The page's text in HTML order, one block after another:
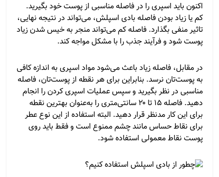
اکنون باید اسپری را در فاصله مناسبی از پوست خود بگیرید.
کم یا زیاد بودن فاصله بادی اسپلش، می‌تواند در نتیجه نهایی،
تاثیر منفی بگذارد. فاصله کم می‌تواند منجر به خیس شدن زیاد
پوست شود و فرآیند جذب را با مشکل مواجه کند.
در مقابل، فاصله زیاد باعث می‌شود مواد اسپری به اندازه کافی
به پوست‌تان نرسد. بنابراین برای هر نقطه از پوست‌تان، فاصله
مناسبی در نظر بگیرید و سپس عملیات اسپری کردن را انجام
دهید. فاصله ۱۵ تا ۲۰ سانتی‌متری را به‌عنوان بهترین نقطه
برای این کار مدنظر قرار دهید. البته استفاده از این نوع عطر
برای نقاط حساس مانند چشم ممنوع است و فقط باید روی
پوست نقاط معمولی استفاده شود.